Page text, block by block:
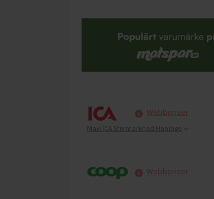
Webbpriser
Maxi ICA Stormarknad Haninge
Webbpriser